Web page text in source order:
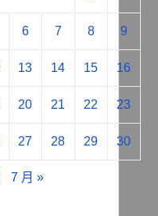
6 7 8 9
13 14 15 16
20 21 22 23
27 28 29 30
7 月 »